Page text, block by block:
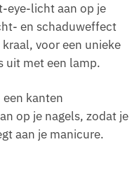
eye-licht aan op je
en schaduweffect
voor een unieke
uit met een lamp.
kanten
op je nagels, zodat je
aan je manicure.